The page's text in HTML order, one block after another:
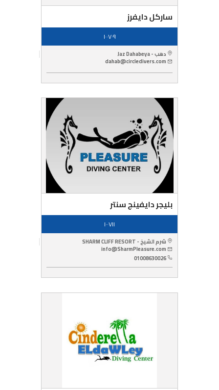
ساركل دايفرز
١٠٠٧٠٩
دهب - Jaz Dahabeya
dahab@circledivers.com
بليجر دايفينج سنتر
١٠٠٧١١
شرم الشيخ - SHARM CLIFF RESORT
info@SharmPleasure.com
01008630026